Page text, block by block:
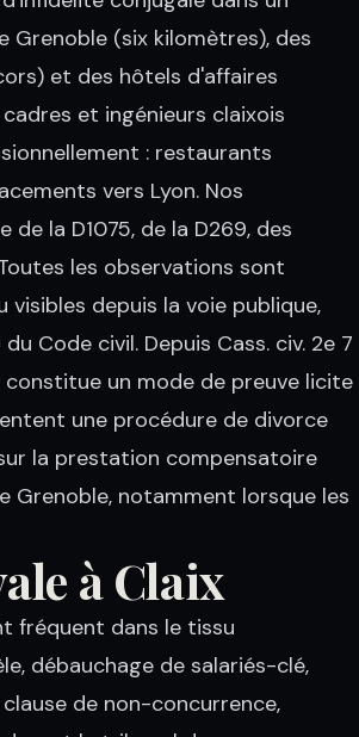
Grenoble (six kilomètres), des
et des hôtels d'affaires
et ingénieurs claixois
: restaurants
vers Lyon. Nos
la D1075, de la D269, des
les observations sont
depuis la voie publique,
Code civil. Depuis Cass. civ. 2e 7
un mode de preuve licite
une procédure de divorce
la prestation compensatoire
Grenoble, notamment lorsque les
à Claix
fréquent dans le tissu
débauchage de salariés-clé,
de non-concurrence,